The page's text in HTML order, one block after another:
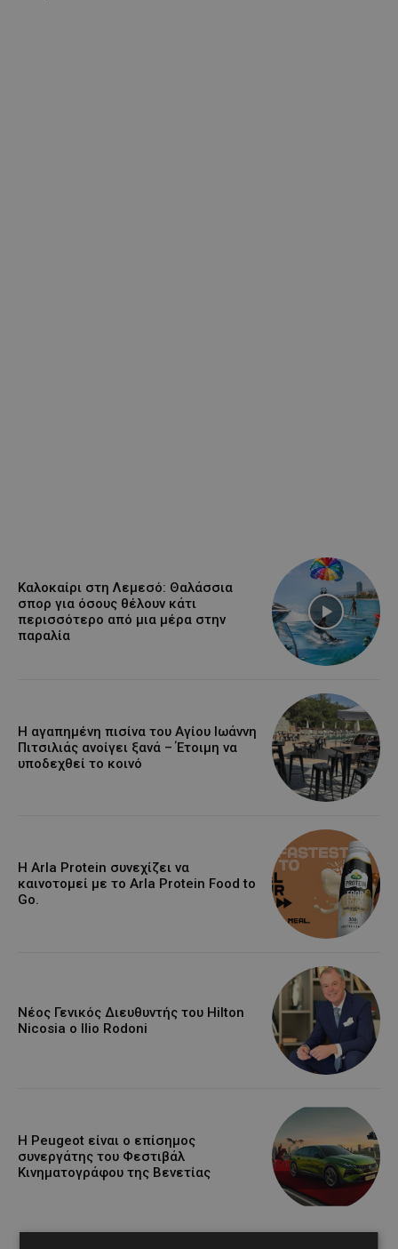
Καλοκαίρι στη Λεμεσό: Θαλάσσια
σπορ για όσους θέλουν κάτι
περισσότερο από μια μέρα στην
παραλία
Η αγαπημένη πισίνα του Αγίου Ιωάννη
Πιτσιλιάς ανοίγει ξανά – Έτοιμη να
υποδεχθεί το κοινό
Η Arla Protein συνεχίζει να
καινοτομεί με το Arla Protein Food to
Go.
Νέος Γενικός Διευθυντής του Hilton
Nicosia ο Ilio Rodoni
Η Peugeot είναι ο επίσημος
συνεργάτης του Φεστιβάλ
Κινηματογράφου της Βενετίας